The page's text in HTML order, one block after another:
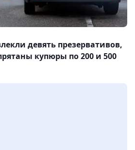
девять презервативов,
купюры по 200 и 500